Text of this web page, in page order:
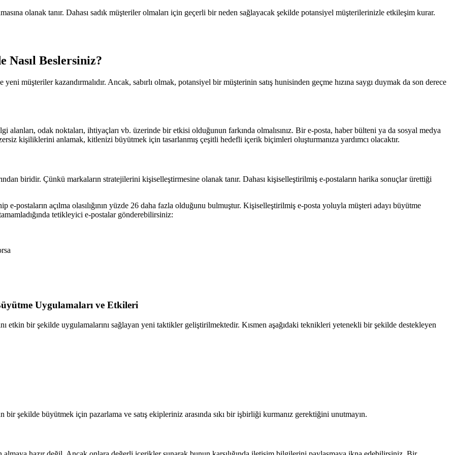
olanak tanır. Dahası sadık müşteriler olmaları için geçerli bir neden sağlayacak şekilde potansiyel müşterilerinizle etkileşim kurar.
Beslersiniz?
müşteriler kazandırmalıdır. Ancak, sabırlı olmak, potansiyel bir müşterinin satış hunisinden geçme hızına saygı duymak da son derece
odak noktaları, ihtiyaçları vb. üzerinde bir etkisi olduğunun farkında olmalısınız. Bir e-posta, haber bülteni ya da sosyal medya
kişiliklerini anlamak, kitlenizi büyütmek için tasarlanmış çeşitli hedefli içerik biçimleri oluşturmanıza yardımcı olacaktır.
biridir. Çünkü markaların stratejilerini kişiselleştirmesine olanak tanır. Dahası kişiselleştirilmiş e-postaların harika sonuçlar ürettiği
e-postaların açılma olasılığının yüzde 26 daha fazla olduğunu bulmuştur. Kişiselleştirilmiş e-posta yoluyla müşteri adayı büyütme
tetikleyici e-postalar gönderebilirsiniz:
Uygulamaları ve Etkileri
etkin bir şekilde uygulamalarını sağlayan yeni taktikler geliştirilmektedir. Kısmen aşağıdaki teknikleri yetenekli bir şekilde destekleyen
şekilde büyütmek için pazarlama ve satış ekipleriniz arasında sıkı bir işbirliği kurmanız gerektiğini unutmayın.